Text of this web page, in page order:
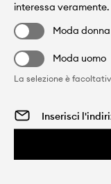
interessa
Moda donna
Moda uomo
La selezione è